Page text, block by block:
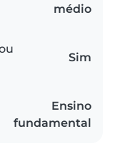
médio
Sim
Ensino
fundamental